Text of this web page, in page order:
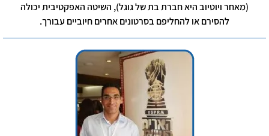
(מאחר ויוטיוב היא חברת בת של גוגל), השיטה האפקטיבית יכולה
להסירם או להחליפם בסרטונים אחרים חיוביים עבורך.